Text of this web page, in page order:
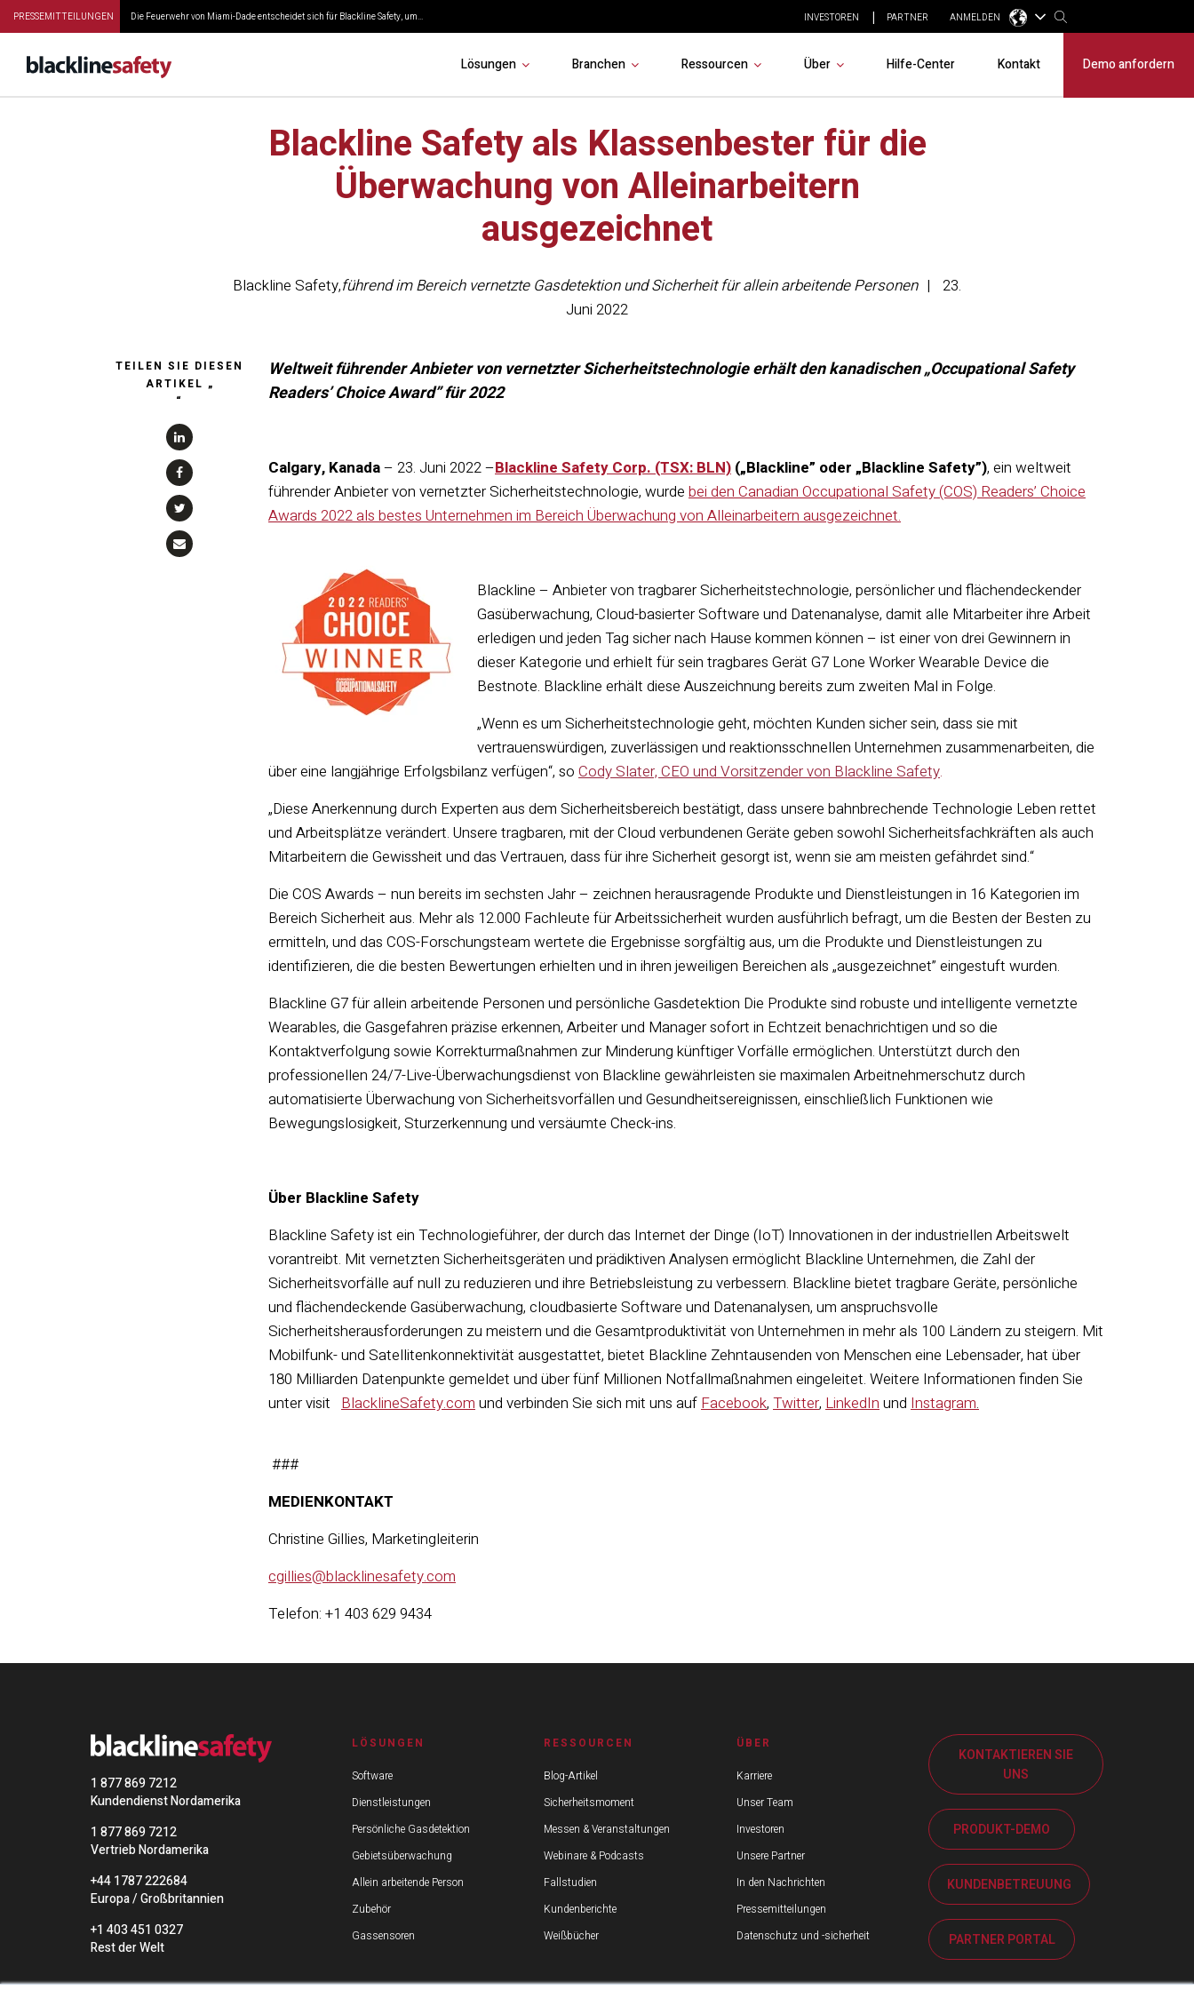
PRESSEMITTEILUNGEN Die Feuerwehr von Miami-Dade entscheidet sich für Blackline Safety, um... INVESTOREN PARTNER ANMELDEN
Lösungen Branchen Ressourcen Über Hilfe-Center Kontakt Demo anfordern
Blackline Safety als Klassenbester für die
Überwachung von Alleinarbeitern
ausgezeichnet
Blackline Safety,führend im Bereich vernetzte Gasdetektion und Sicherheit für allein arbeitende Personen
23.
Juni 2022
TEILEN SIE DIESEN
ARTIKEL „
“
Weltweit führender Anbieter von vernetzter Sicherheitstechnologie erhält den kanadischen „Occupational Safety
Readers’ Choice Award” für 2022
Calgary, Kanada– 23. Juni 2022 –Blackline Safety Corp. (TSX: BLN) („Blackline” oder „Blackline Safety”), ein weltweit
führender Anbieter von vernetzter Sicherheitstechnologie, wurde bei den Canadian Occupational Safety (COS) Readers’ Choice
Awards 2022 als bestes Unternehmen im Bereich Überwachung von Alleinarbeitern ausgezeichnet.
Blackline – Anbieter von tragbarer Sicherheitstechnologie, persönlicher und flächendeckender
Gasüberwachung, Cloud-basierter Software und Datenanalyse, damit alle Mitarbeiter ihre Arbeit
erledigen und jeden Tag sicher nach Hause kommen können – ist einer von drei Gewinnern in
dieser Kategorie und erhielt für sein tragbares Gerät G7 Lone Worker Wearable Device die
Bestnote. Blackline erhält diese Auszeichnung bereits zum zweiten Mal in Folge.
„Wenn es um Sicherheitstechnologie geht, möchten Kunden sicher sein, dass sie mit
vertrauenswürdigen, zuverlässigen und reaktionsschnellen Unternehmen zusammenarbeiten, die
über eine langjährige Erfolgsbilanz verfügen“, so Cody Slater, CEO und Vorsitzender von Blackline Safety.
„Diese Anerkennung durch Experten aus dem Sicherheitsbereich bestätigt, dass unsere bahnbrechende Technologie Leben rettet
und Arbeitsplätze verändert. Unsere tragbaren, mit der Cloud verbundenen Geräte geben sowohl Sicherheitsfachkräften als auch
Mitarbeitern die Gewissheit und das Vertrauen, dass für ihre Sicherheit gesorgt ist, wenn sie am meisten gefährdet sind.“
Die COS Awards – nun bereits im sechsten Jahr – zeichnen herausragende Produkte und Dienstleistungen in 16 Kategorien im
Bereich Sicherheit aus. Mehr als 12.000 Fachleute für Arbeitssicherheit wurden ausführlich befragt, um die Besten der Besten zu
ermitteln, und das COS-Forschungsteam wertete die Ergebnisse sorgfältig aus, um die Produkte und Dienstleistungen zu
identifizieren, die die besten Bewertungen erhielten und in ihren jeweiligen Bereichen als „ausgezeichnet” eingestuft wurden.
Blackline G7 für allein arbeitende Personen und persönliche Gasdetektion Die Produkte sind robuste und intelligente vernetzte
Wearables, die Gasgefahren präzise erkennen, Arbeiter und Manager sofort in Echtzeit benachrichtigen und so die
Kontaktverfolgung sowie Korrekturmaßnahmen zur Minderung künftiger Vorfälle ermöglichen. Unterstützt durch den
professionellen 24/7-Live-Überwachungsdienst von Blackline gewährleisten sie maximalen Arbeitnehmerschutz durch
automatisierte Überwachung von Sicherheitsvorfällen und Gesundheitsereignissen, einschließlich Funktionen wie
Bewegungslosigkeit, Sturzerkennung und versäumte Check-ins.
Über Blackline Safety
Blackline Safety ist ein Technologieführer, der durch das Internet der Dinge (IoT) Innovationen in der industriellen Arbeitswelt
vorantreibt. Mit vernetzten Sicherheitsgeräten und prädiktiven Analysen ermöglicht Blackline Unternehmen, die Zahl der
Sicherheitsvorfälle auf null zu reduzieren und ihre Betriebsleistung zu verbessern. Blackline bietet tragbare Geräte, persönliche
und flächendeckende Gasüberwachung, cloudbasierte Software und Datenanalysen, um anspruchsvolle
Sicherheitsherausforderungen zu meistern und die Gesamtproduktivität von Unternehmen in mehr als 100 Ländern zu steigern. Mit
Mobilfunk- und Satellitenkonnektivität ausgestattet, bietet Blackline Zehntausenden von Menschen eine Lebensader, hat über
180 Milliarden Datenpunkte gemeldet und über fünf Millionen Notfallmaßnahmen eingeleitet. Weitere Informationen finden Sie
unter visit BlacklineSafety.comund verbinden Sie sich mit uns aufFacebook, Twitter, LinkedInund Instagram.
###
MEDIENKONTAKT
Christine Gillies, Marketingleiterin
cgillies@blacklinesafety.com
Telefon: +1 403 629 9434
1 877 869 7212
Kundendienst Nordamerika
1 877 869 7212
Vertrieb Nordamerika
+44 1787 222684
Europa / Großbritannien
+1 403 451 0327
Rest der Welt
LÖSUNGEN
Software
Dienstleistungen
Persönliche Gasdetektion
Gebietsüberwachung
Allein arbeitende Person
Zubehör
Gassensoren
RESSOURCEN
Blog-Artikel
Sicherheitsmoment
Messen & Veranstaltungen
Webinare & Podcasts
Fallstudien
Kundenberichte
Weißbücher
ÜBER
Karriere
Unser Team
Investoren
Unsere Partner
In den Nachrichten
Pressemitteilungen
Datenschutz und -sicherheit
KONTAKTIEREN SIE
UNS
PRODUKT-DEMO
KUNDENBETREUUNG
PARTNER PORTAL